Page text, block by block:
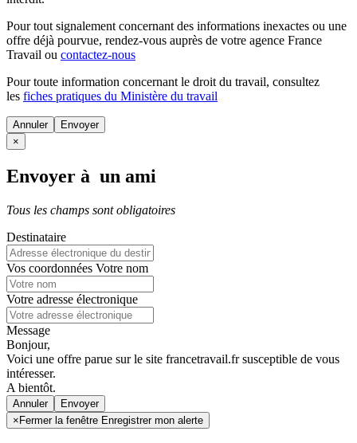
Pour tout signalement concernant des informations inexactes ou une
offre déjà pourvue, rendez-vous auprès de votre agence France
Travail ou contactez-nous
Pour toute information concernant le droit du travail, consultez
les fiches pratiques du Ministère du travail
Annuler
×
Envoyer à un ami
Tous les champs sont obligatoires
Destinataire
Vos coordonnées Votre nom
Votre adresse électronique
Message
Bonjour,
Voici une offre parue sur le site francetravail.fr susceptible de vous
intéresser.
A bientôt.
Annuler
× Fermer la fenêtre Enregistrer mon alerte